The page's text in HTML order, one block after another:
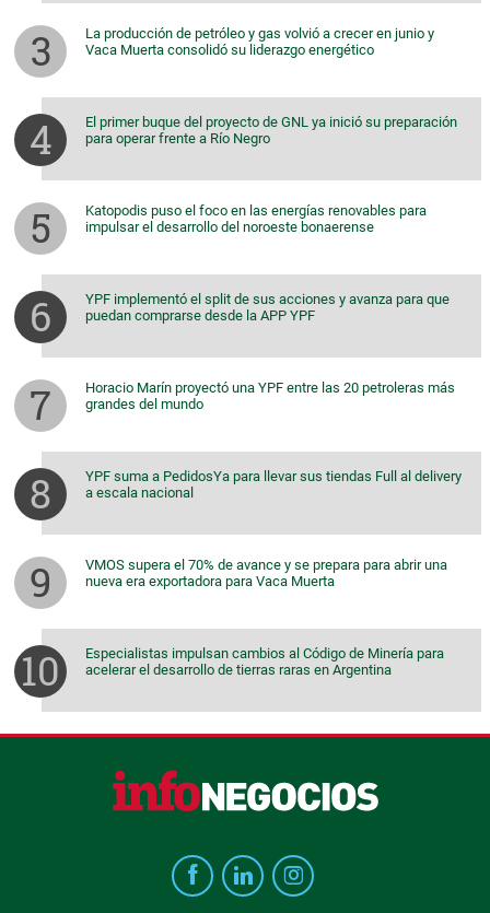
La producción de petróleo y gas volvió a crecer en junio y
Vaca Muerta consolidó su liderazgo energético
El primer buque del proyecto de GNL ya inició su preparación
para operar frente a Río Negro
Katopodis puso el foco en las energías renovables para
impulsar el desarrollo del noroeste bonaerense
YPF implementó el split de sus acciones y avanza para que
puedan comprarse desde la APP YPF
Horacio Marín proyectó una YPF entre las 20 petroleras más
grandes del mundo
YPF suma a PedidosYa para llevar sus tiendas Full al delivery
a escala nacional
VMOS supera el 70% de avance y se prepara para abrir una
nueva era exportadora para Vaca Muerta
Especialistas impulsan cambios al Código de Minería para
acelerar el desarrollo de tierras raras en Argentina